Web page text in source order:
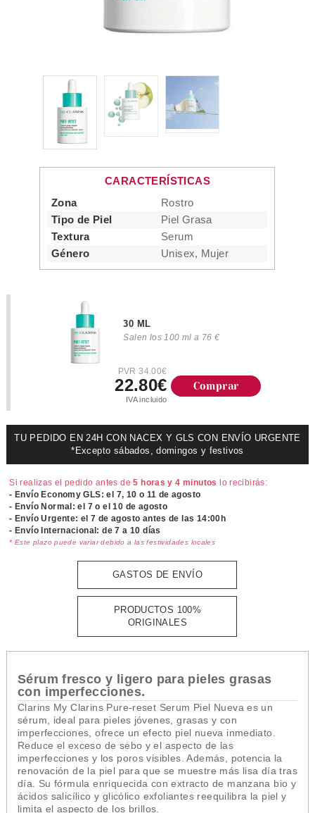
CARACTERÍSTICAS
Zona
Rostro
Tipo de Piel
Piel Grasa
Textura
Serum
Género
Unisex, Mujer
30 ML
Salen los 100 ml a 76 €
PVR 34.00€
22.80€
IVA incluido
Comprar
TU PEDIDO EN 24H CON NACEX Y GLS CON ENVÍO URGENTE
*Excepto sábados, domingos y festivos
Si realizas el pedido antes de5 horas y 4 minutos
lo recibirás:
- Envío Economy GLS: el 7, 10 o 11 de agosto
- Envío Normal: el 7 o el 10 de agosto
- Envío Urgente: el7 de agosto antes de las 14:00h
- Envío Internacional: de 7 a 10 días
* Este plazo puede variar debido a las festividades locales
GASTOS DE ENVÍO
PRODUCTOS 100%
ORIGINALES
Sérum fresco y ligero para pieles grasas
con imperfecciones.
Clarins My Clarins Pure-reset Serum Piel Nueva es un
sérum, ideal para pieles jóvenes, grasas y con
imperfecciones, ofrece un efecto piel nueva inmediato.
Reduce el exceso de sebo y el aspecto de las
imperfecciones y los poros visibles. Además, potencia la
renovación de la piel para que se muestre más lisa día tras
día. Su fórmula enriquecida con extracto de manzana bio y
ácidos salicílico y glicólico exfoliantes reequilibra la piel y
limita el aspecto de los brillos.